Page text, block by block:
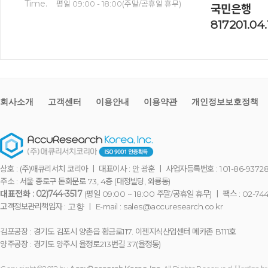
Time. 평일 09:00 - 18:00(주말/공휴일 휴무)
국민은행
회사소개 고객센터 이용안내 이용약관 개인정보보호정책
상호 : (주)애큐리서치 코리아 ㅣ 대표이사 : 안 광훈 ㅣ 사업자등록번호 : 101-86-93728
주소 : 서울 종로구 돈화문로 73, 4층 (대정빌딩, 와룡동)
대표전화 : 02)744-3517(평일 09:00 ~ 18:00 주말/공휴일 휴무) ㅣ 팩스 : 02-
고객정보관리책임자 : 고향ㅣ E-mail : sales@accuresearch.co.kr
김포공장 : 경기도 김포시 양촌읍 황금로117. 이젠지식산업센터 메카존 B111호
양주공장 : 경기도 양주시 율정로213번길 37(율정동)